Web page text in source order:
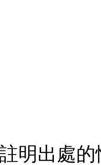
明出處